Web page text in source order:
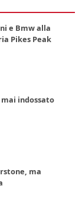
e Bmw alla
Pikes Peak
indossato
ma